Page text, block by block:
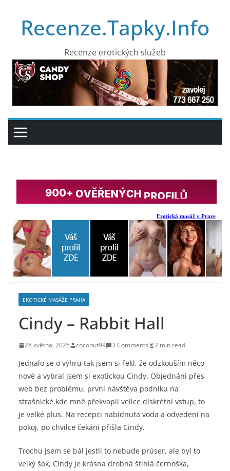
obsahRecenze.Tapky.Info
Recenze erotických služeb
EROTICKÉ MASÁŽE PRAHA
Cindy – Rabbit Hall
28 května, 2026 coconut99 3 Comments 2 min read
Jednalo se o výhru tak jsem si řekl, že odzkouším něco
nové a vybral jsem si exotickou Cindy. Objednáni přes
web bez problému, první návštěva podniku na
strašnické kde mně překvapil velice diskrétní vstup, to
je velké plus. Na recepci nabídnuta voda a odvedení na
pokoj, po chvilce čekáni přišla Cindy.
Trochu jsem se bál jestli to nebude prúser, ale byl to
velký šok, Cindy je krásna drobná štíhlá černoška,